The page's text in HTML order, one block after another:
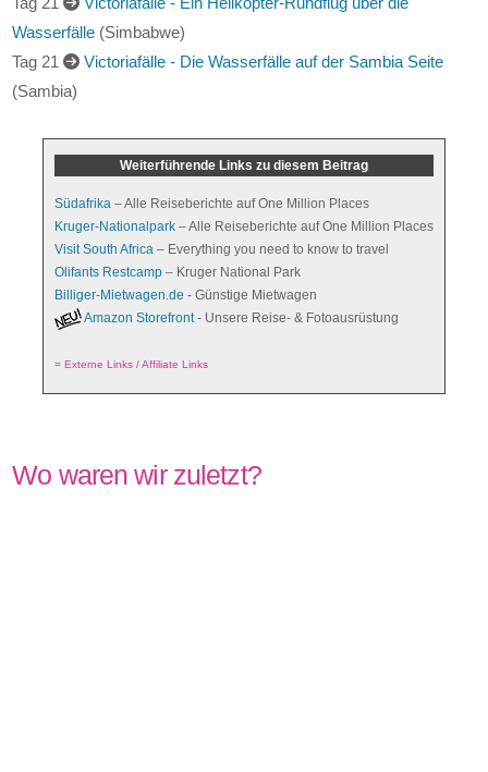
(Simbabwe)
Tag 21
Victoriafälle - Ein Helikopter-Rundflug über die
Wasserfälle (Simbabwe)
Tag 21
Weiterführende Links zu diesem Beitrag
Südafrika– Alle Reiseberichte auf One Million Places
Kruger-Nationalpark
– Alle Reiseberichte auf One Million Places
Visit South Africa– Everything you need to know to travel
Olifants Restcamp– Kruger National Park
Billiger-Mietwagen.de
Amazon Storefront - Unsere Reise- & Fotoausrüstung